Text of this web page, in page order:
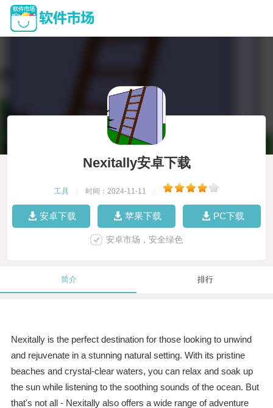
Nexitally安卓下载
工具 时间：2024-11-11
安卓下载 苹果下载 PC下载
安卓市场，安全绿色
简介 排行
Nexitally is the perfect destination for those looking to unwind
and rejuvenate in a stunning natural setting. With its pristine
beaches and crystal-clear waters, you can relax and soak up
the sun while listening to the soothing sounds of the ocean. But
that's not all - Nexitally also offers a wide range of adventure